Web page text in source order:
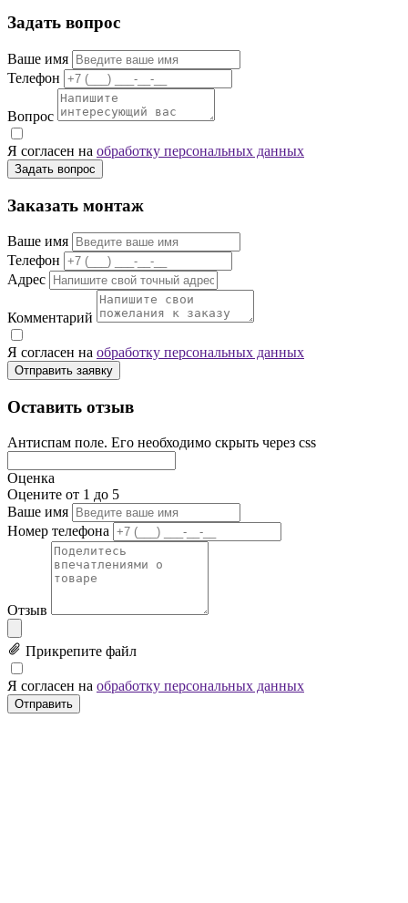
Задать вопрос
Ваше имя
Телефон
Вопрос
Я согласен на обработку персональных данных
Задать вопрос
Заказать монтаж
Ваше имя
Телефон
Адрес
Комментарий
Я согласен на обработку персональных данных
Отправить заявку
Оставить отзыв
Антиспам поле. Его необходимо скрыть через css
Оценка
Оцените от 1 до 5
Ваше имя
Номер телефона
Отзыв
Прикрепите файл
Я согласен на обработку персональных данных